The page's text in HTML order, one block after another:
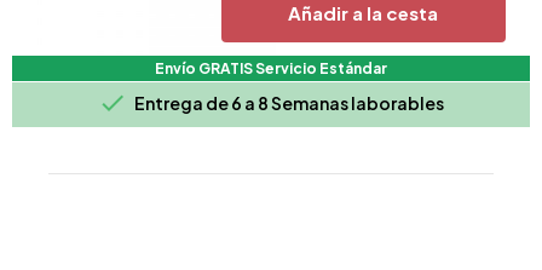
Añadir a la cesta
Envío GRATIS Servicio Estándar
 Entrega de 6 a 8 Semanas laborables